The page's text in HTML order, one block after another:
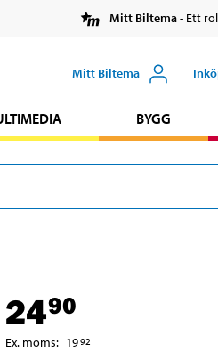
Mitt Biltema- Ett
Mitt Biltema
BYGG
2490
Ex. moms: 1992